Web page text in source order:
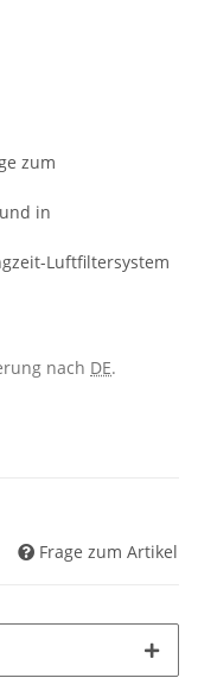
zum
in
Luftfiltersystem
nach DE.
Frage zum Artikel